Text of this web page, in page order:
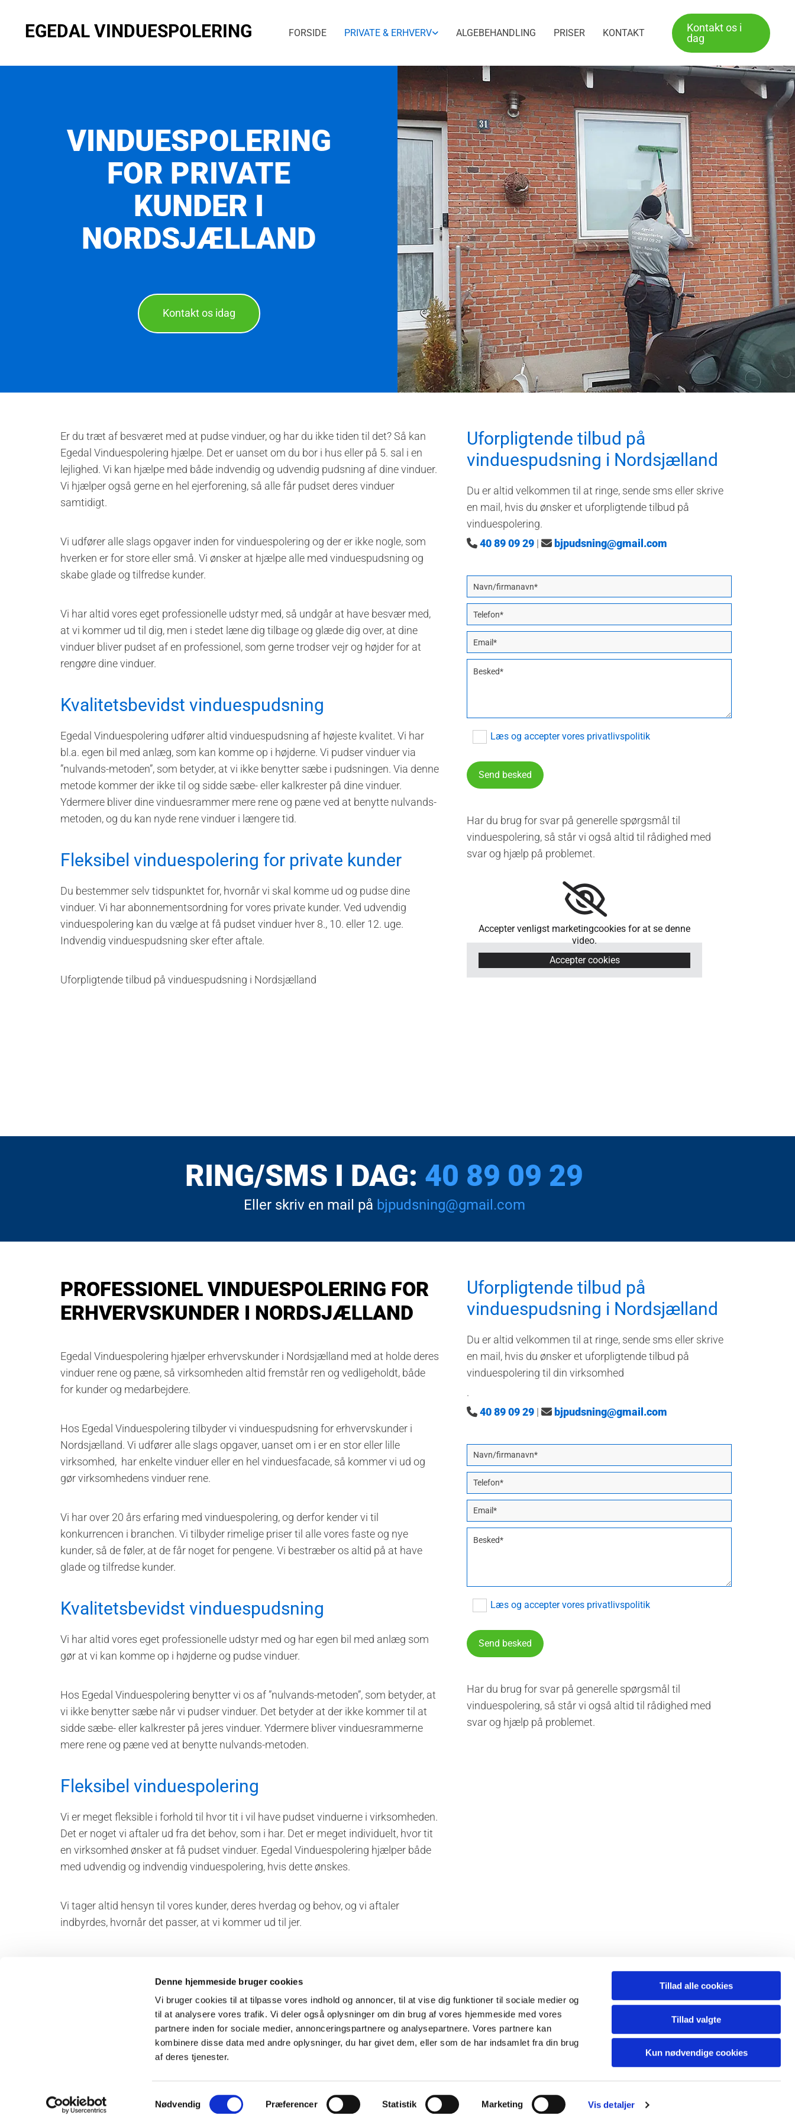
Denne hjemmeside bruger cookies
Vi bruger cookies til at tilpasse vores indhold og annoncer, til at vise dig funktioner til sociale medier og
til at analysere vores trafik. Vi deler også oplysninger om din brug af vores hjemmeside med vores
partnere inden for sociale medier, annonceringspartnere og analysepartnere. Vores partnere kan
kombinere disse data med andre oplysninger, du har givet dem, eller som de har indsamlet fra din brug
af deres tjenester.
Samtykkevalg
Nødvendig Præferencer Statistik Marketing Vis detaljer
Tillad alle cookies
Tillad valgte
Kun nødvendige cookies
EGEDAL VINDUESPOLERING FORSIDE PRIVATE & ERHVERV ALGEBEHANDLING PRISER KONTAKT
Kontakt os i
dag
VINDUESPOLERING
FOR PRIVATE
KUNDER I
NORDSJÆLLAND
Kontakt os idag
Er du træt af besværet med at pudse vinduer, og har du ikke tiden til det? Så kan
Egedal Vinduespolering hjælpe. Det er uanset om du bor i hus eller på 5. sal i en
lejlighed. Vi kan hjælpe med både indvendig og udvendig pudsning af dine vinduer.
Vi hjælper også gerne en hel ejerforening, så alle får pudset deres vinduer
samtidigt.
Vi udfører alle slags opgaver inden for vinduespolering og der er ikke nogle, som
hverken er for store eller små. Vi ønsker at hjælpe alle med vinduespudsning og
skabe glade og tilfredse kunder.
Vi har altid vores eget professionelle udstyr med, så undgår at have besvær med,
at vi kommer ud til dig, men i stedet læne dig tilbage og glæde dig over, at dine
vinduer bliver pudset af en professionel, som gerne trodser vejr og højder for at
rengøre dine vinduer.
Kvalitetsbevidst vinduespudsning
Egedal Vinduespolering udfører altid vinduespudsning af højeste kvalitet. Vi har
bl.a. egen bil med anlæg, som kan komme op i højderne. Vi pudser vinduer via
”nulvands-metoden”, som betyder, at vi ikke benytter sæbe i pudsningen. Via denne
metode kommer der ikke til og sidde sæbe- eller kalkrester på dine vinduer.
Ydermere bliver dine vinduesrammer mere rene og pæne ved at benytte nulvands-
metoden, og du kan nyde rene vinduer i længere tid.
Fleksibel vinduespolering for private kunder
Du bestemmer selv tidspunktet for, hvornår vi skal komme ud og pudse dine
vinduer. Vi har abonnementsordning for vores private kunder. Ved udvendig
vinduespolering kan du vælge at få pudset vinduer hver 8., 10. eller 12. uge.
Indvendig vinduespudsning sker efter aftale.
Uforpligtende tilbud på vinduespudsning i Nordsjælland
Uforpligtende tilbud på
vinduespudsning i Nordsjælland
Du er altid velkommen til at ringe, sende sms eller skrive
en mail, hvis du ønsker et uforpligtende tilbud på
vinduespolering.
 40 89 09 29 | bjpudsning@gmail.com
Læs og accepter vores privatlivspolitik
Har du brug for svar på generelle spørgsmål til
vinduespolering, så står vi også altid til rådighed med
svar og hjælp på problemet.
Accepter venligst marketingcookies for at se denne
video.
Accepter cookies
RING/SMS I DAG: 40 89 09 29
Eller skriv en mail på bjpudsning@gmail.com
PROFESSIONEL VINDUESPOLERING FOR
ERHVERVSKUNDER I NORDSJÆLLAND
Egedal Vinduespolering hjælper erhvervskunder i Nordsjælland med at holde deres
vinduer rene og pæne, så virksomheden altid fremstår ren og vedligeholdt, både
for kunder og medarbejdere.
Hos Egedal Vinduespolering tilbyder vi vinduespudsning for erhvervskunder i
Nordsjælland. Vi udfører alle slags opgaver, uanset om i er en stor eller lille
virksomhed, har enkelte vinduer eller en hel vinduesfacade, så kommer vi ud og
gør virksomhedens vinduer rene.
Vi har over 20 års erfaring med vinduespolering, og derfor kender vi til
konkurrencen i branchen. Vi tilbyder rimelige priser til alle vores faste og nye
kunder, så de føler, at de får noget for pengene. Vi bestræber os altid på at have
glade og tilfredse kunder.
Kvalitetsbevidst vinduespudsning
Vi har altid vores eget professionelle udstyr med og har egen bil med anlæg som
gør at vi kan komme op i højderne og pudse vinduer.
Hos Egedal Vinduespolering benytter vi os af ”nulvands-metoden”, som betyder, at
vi ikke benytter sæbe når vi pudser vinduer. Det betyder at der ikke kommer til at
sidde sæbe- eller kalkrester på jeres vinduer. Ydermere bliver vinduesrammerne
mere rene og pæne ved at benytte nulvands-metoden.
Fleksibel vinduespolering
Vi er meget fleksible i forhold til hvor tit i vil have pudset vinduerne i virksomheden.
Det er noget vi aftaler ud fra det behov, som i har. Det er meget individuelt, hvor tit
en virksomhed ønsker at få pudset vinduer. Egedal Vinduespolering hjælper både
med udvendig og indvendig vinduespolering, hvis dette ønskes.
Vi tager altid hensyn til vores kunder, deres hverdag og behov, og vi aftaler
indbyrdes, hvornår det passer, at vi kommer ud til jer.
Uforpligtende tilbud på
vinduespudsning i Nordsjælland
Du er altid velkommen til at ringe, sende sms eller skrive
en mail, hvis du ønsker et uforpligtende tilbud på
vinduespolering til din virksomhed
.
 40 89 09 29 | bjpudsning@gmail.com
Læs og accepter vores privatlivspolitik
Har du brug for svar på generelle spørgsmål til
vinduespolering, så står vi også altid til rådighed med
svar og hjælp på problemet.
Egedal Vinduespolering
Adresse
4040 Jyllinge
Kontakt os
40 89 09 29
 bjpudsning@gmail.com
| Private kunder|Erhvervskunder|Kontakt
Privatliv og cookies
Læs mere om Egedal Vinduespolering på krak.dk